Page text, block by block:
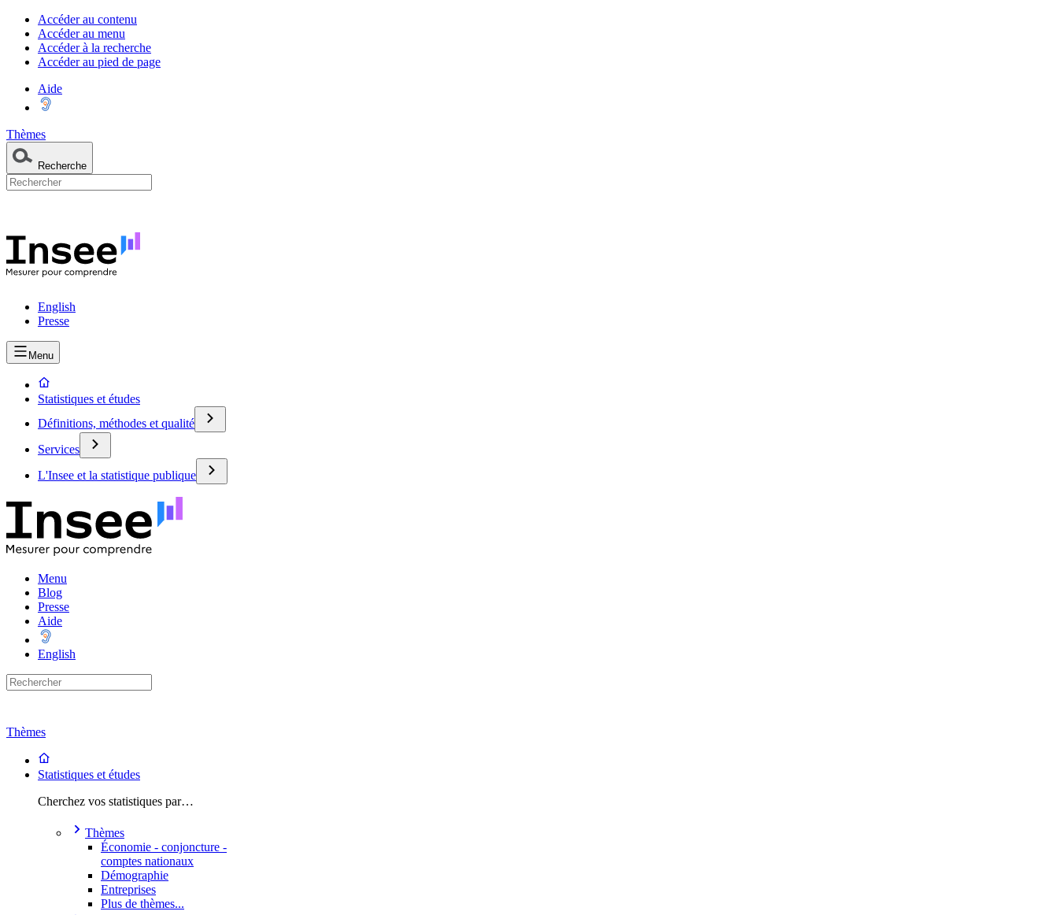
Accéder au contenu
Accéder au menu
Accéder à la recherche
Accéder au pied de page
Aide
Thèmes
Recherche
English
Presse
Menu
Statistiques et études
Définitions, méthodes et qualité
Services
L'Insee et la statistique publique
Menu
Blog
Presse
Aide
English
Thèmes
Statistiques et études
Cherchez vos statistiques par…
Thèmes
Économie - conjoncture -
comptes nationaux
Démographie
Entreprises
Plus de thèmes...